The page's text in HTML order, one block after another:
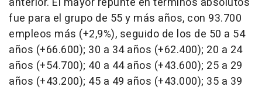
fue para el grupo de 55 y más años, con 93.700
empleos más (+2,9%), seguido de los de 50 a 54
años (+66.600); 30 a 34 años (+62.400); 20 a 24
años (+54.700); 40 a 44 años (+43.600); 25 a 29
años (+43.200); 45 a 49 años (+43.000); 35 a 39